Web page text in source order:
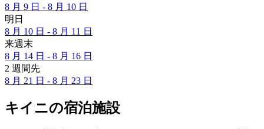
8 月 9 日 - 8 月 10 日
明日
8 月 10 日 - 8 月 11 日
来週末
8 月 14 日 - 8 月 16 日
2 週間先
8 月 21 日 - 8 月 23 日
キイニの宿泊施設